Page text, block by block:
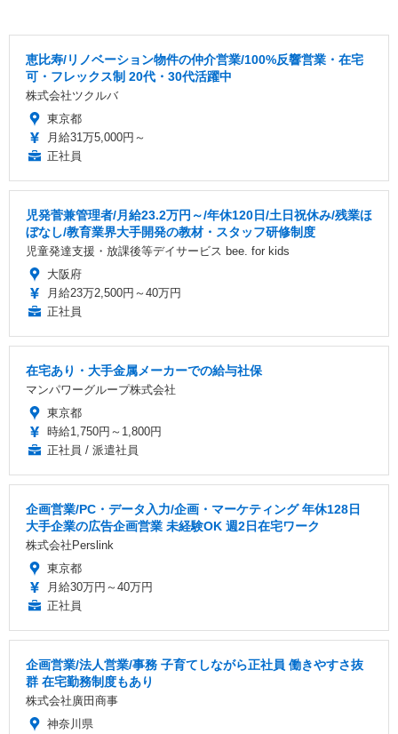
恵比寿/リノベーション物件の仲介営業/100%反響営業・在宅
可・フレックス制 20代・30代活躍中
株式会社ツクルバ
東京都
月給31万5,000円～
正社員
児発菅兼管理者/月給23.2万円～/年休120日/土日祝休み/残業ほ
ぼなし/教育業界大手開発の教材・スタッフ研修制度
児童発達支援・放課後等デイサービス bee. for kids
大阪府
月給23万2,500円～40万円
正社員
在宅あり・大手金属メーカーでの給与社保
マンパワーグループ株式会社
東京都
時給1,750円～1,800円
正社員 / 派遣社員
企画営業/PC・データ入力/企画・マーケティング 年休128日
大手企業の広告企画営業 未経験OK 週2日在宅ワーク
株式会社Perslink
東京都
月給30万円～40万円
正社員
企画営業/法人営業/事務 子育てしながら正社員 働きやすさ抜
群 在宅勤務制度もあり
株式会社廣田商事
神奈川県